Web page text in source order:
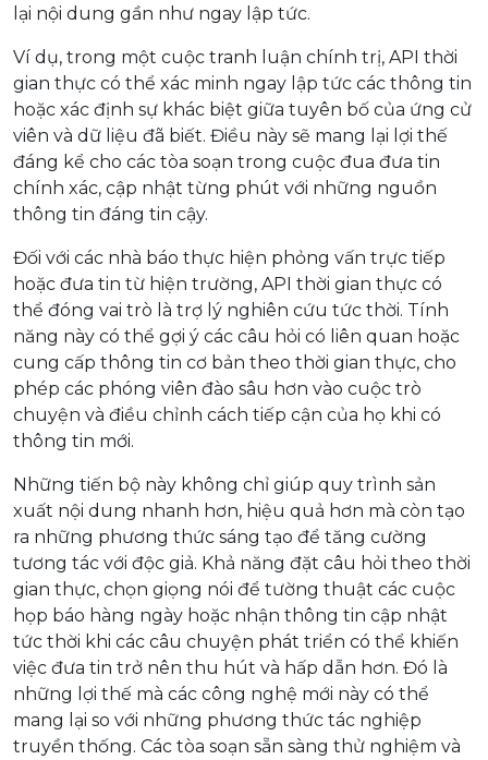
lại nội dung gần như ngay lập tức.
Ví dụ, trong một cuộc tranh luận chính trị, API thời
gian thực có thể xác minh ngay lập tức các thông tin
hoặc xác định sự khác biệt giữa tuyên bố của ứng cử
viên và dữ liệu đã biết. Điều này sẽ mang lại lợi thế
đáng kể cho các tòa soạn trong cuộc đua đưa tin
chính xác, cập nhật từng phút với những nguồn
thông tin đáng tin cậy.
Đối với các nhà báo thực hiện phỏng vấn trực tiếp
hoặc đưa tin từ hiện trường, API thời gian thực có
thể đóng vai trò là trợ lý nghiên cứu tức thời. Tính
năng này có thể gợi ý các câu hỏi có liên quan hoặc
cung cấp thông tin cơ bản theo thời gian thực, cho
phép các phóng viên đào sâu hơn vào cuộc trò
chuyện và điều chỉnh cách tiếp cận của họ khi có
thông tin mới.
Những tiến bộ này không chỉ giúp quy trình sản
xuất nội dung nhanh hơn, hiệu quả hơn mà còn tạo
ra những phương thức sáng tạo để tăng cường
tương tác với độc giả. Khả năng đặt câu hỏi theo thời
gian thực, chọn giọng nói để tường thuật các cuộc
họp báo hàng ngày hoặc nhận thông tin cập nhật
tức thời khi các câu chuyện phát triển có thể khiến
việc đưa tin trở nên thu hút và hấp dẫn hơn. Đó là
những lợi thế mà các công nghệ mới này có thể
mang lại so với những phương thức tác nghiệp
truyền thống. Các tòa soạn sẵn sàng thử nghiệm và